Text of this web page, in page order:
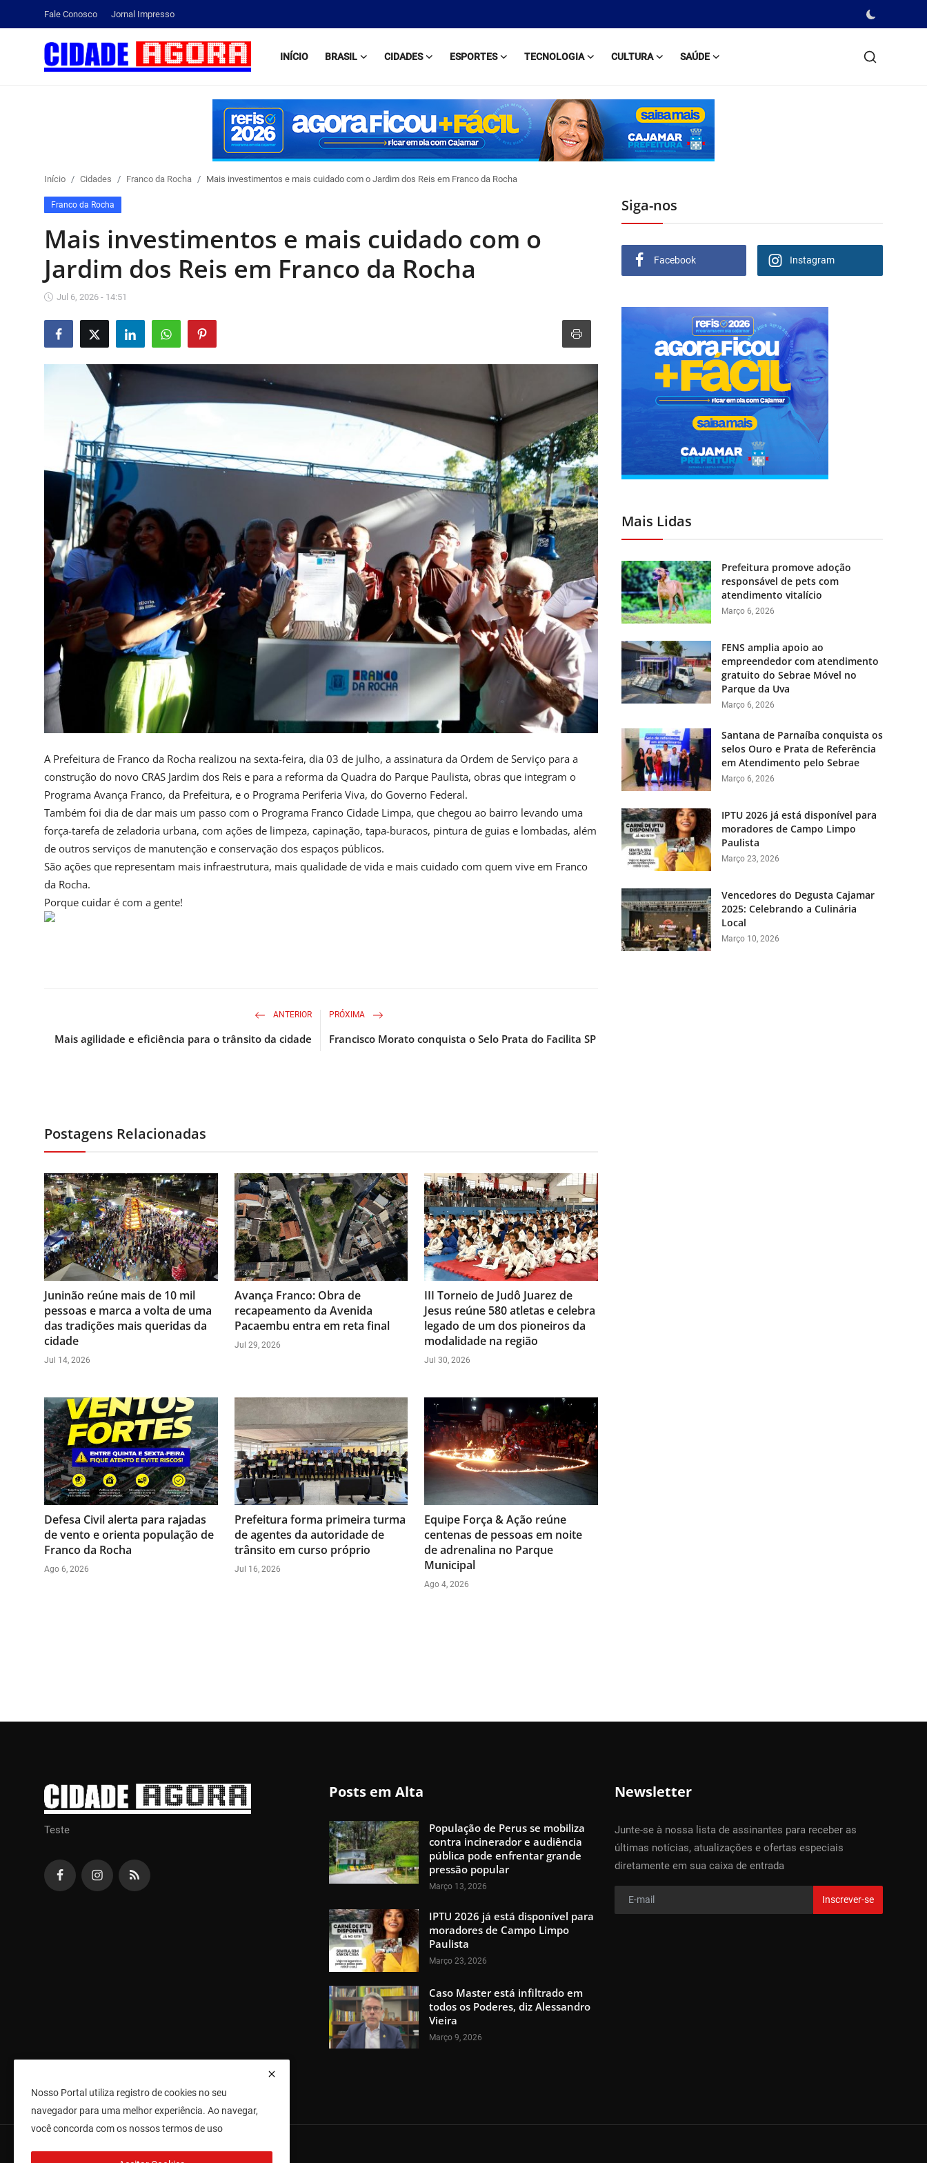
Fale Conosco Jornal Impresso
INÍCIO BRASIL CIDADES ESPORTES TECNOLOGIA CULTURA SAÚDE
Tecnologia
Cultura
Início Cidades Franco da Rocha Mais investimentos e mais cuidado com o Jardim dos Reis em Franco da Rocha
Franco da Rocha
Mais investimentos e mais cuidado com o
Jardim dos Reis em Franco da Rocha
Jul 6, 2026 - 14:51
A Prefeitura de Franco da Rocha realizou na sexta-feira, dia 03 de julho, a assinatura da Ordem de Serviço para a
construção do novo CRAS Jardim dos Reis e para a reforma da Quadra do Parque Paulista, obras que integram o
Programa Avança Franco, da Prefeitura, e o Programa Periferia Viva, do Governo Federal.
Também foi dia de dar mais um passo com o Programa Franco Cidade Limpa, que chegou ao bairro levando uma
força-tarefa de zeladoria urbana, com ações de limpeza, capinação, tapa-buracos, pintura de guias e lombadas, além
de outros serviços de manutenção e conservação dos espaços públicos.
São ações que representam mais infraestrutura, mais qualidade de vida e mais cuidado com quem vive em Franco
da Rocha.
Porque cuidar é com a gente!
ANTERIOR
Mais agilidade e eficiência para o trânsito da cidade
PRÓXIMA
Francisco Morato conquista o Selo Prata do Facilita SP
Postagens Relacionadas
Juninão reúne mais de 10 mil
pessoas e marca a volta de uma
das tradições mais queridas da
cidade
Jul 14, 2026
Avança Franco: Obra de
recapeamento da Avenida
Pacaembu entra em reta final
Jul 29, 2026
III Torneio de Judô Juarez de
Jesus reúne 580 atletas e celebra
legado de um dos pioneiros da
modalidade na região
Jul 30, 2026
Defesa Civil alerta para rajadas
de vento e orienta população de
Franco da Rocha
Ago 6, 2026
Prefeitura forma primeira turma
de agentes da autoridade de
trânsito em curso próprio
Jul 16, 2026
Equipe Força & Ação reúne
centenas de pessoas em noite
de adrenalina no Parque
Municipal
Ago 4, 2026
Siga-nos
Facebook Instagram
Mais Lidas
Prefeitura promove adoção
responsável de pets com
atendimento vitalício
Março 6, 2026
FENS amplia apoio ao
empreendedor com atendimento
gratuito do Sebrae Móvel no
Parque da Uva
Março 6, 2026
Santana de Parnaíba conquista os
selos Ouro e Prata de Referência
em Atendimento pelo Sebrae
Março 6, 2026
IPTU 2026 já está disponível para
moradores de Campo Limpo
Paulista
Março 23, 2026
Vencedores do Degusta Cajamar
2025: Celebrando a Culinária
Local
Março 10, 2026
Teste
Posts em Alta
População de Perus se mobiliza
contra incinerador e audiência
pública pode enfrentar grande
pressão popular
Março 13, 2026
IPTU 2026 já está disponível para
moradores de Campo Limpo
Paulista
Março 23, 2026
Caso Master está infiltrado em
todos os Poderes, diz Alessandro
Vieira
Março 9, 2026
Newsletter
Junte-se à nossa lista de assinantes para receber as
últimas notícias, atualizações e ofertas especiais
diretamente em sua caixa de entrada
Inscrever-se
Nosso Portal utiliza registro de cookies no seu
navegador para uma melhor experiência. Ao navegar,
você concorda com os nossos termos de uso